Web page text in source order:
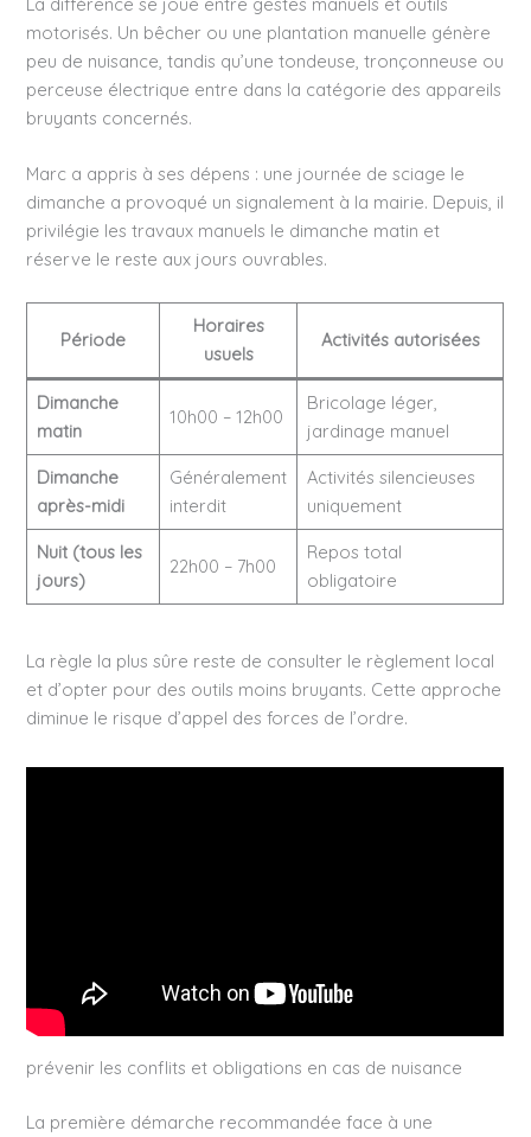
motorisés. Un bêcher ou une plantation manuelle génère
peu de nuisance, tandis qu’une tondeuse, tronçonneuse ou
perceuse électrique entre dans la catégorie des appareils
bruyants concernés.
Marc a appris à ses dépens : une journée de sciage le
dimanche a provoqué un signalement à la mairie. Depuis, il
privilégie les travaux manuels le dimanche matin et
réserve le reste aux jours ouvrables.
Période
Horaires
usuels
Activités autorisées
Dimanche
matin
10h00 – 12h00
Bricolage léger,
jardinage manuel
Dimanche
après-midi
Généralement
interdit
Activités silencieuses
uniquement
Nuit (tous les
jours)
22h00 – 7h00
Repos total
obligatoire
La règle la plus sûre reste de consulter le règlement local
et d’opter pour des outils moins bruyants. Cette approche
diminue le risque d’appel des forces de l’ordre.
prévenir les conflits et obligations en cas de nuisance
La première démarche recommandée face à une